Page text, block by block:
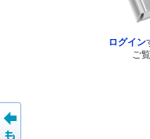
ログイン
ご